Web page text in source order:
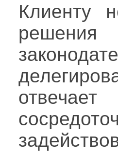
Клиенту
решения